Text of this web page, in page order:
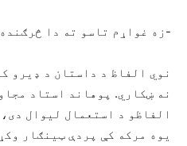
-زه غواړم تاسو ته دا
نوي الفاظ د داستان د ډیرو
نه ښکاري. پوهاند استاد
الفاظو د استعمال لیوال
یوه مرکه کې پردې ټینګار